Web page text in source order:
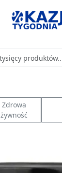
złap
Zdrowa
żywność